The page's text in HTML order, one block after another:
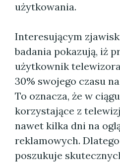
użytkowania.
Interesującym
badania pokazują, iż
użytkownik
30% swojego czasu
To oznacza, że w
korzystające z
nawet kilka dni na
reklamowych.
poszukuje